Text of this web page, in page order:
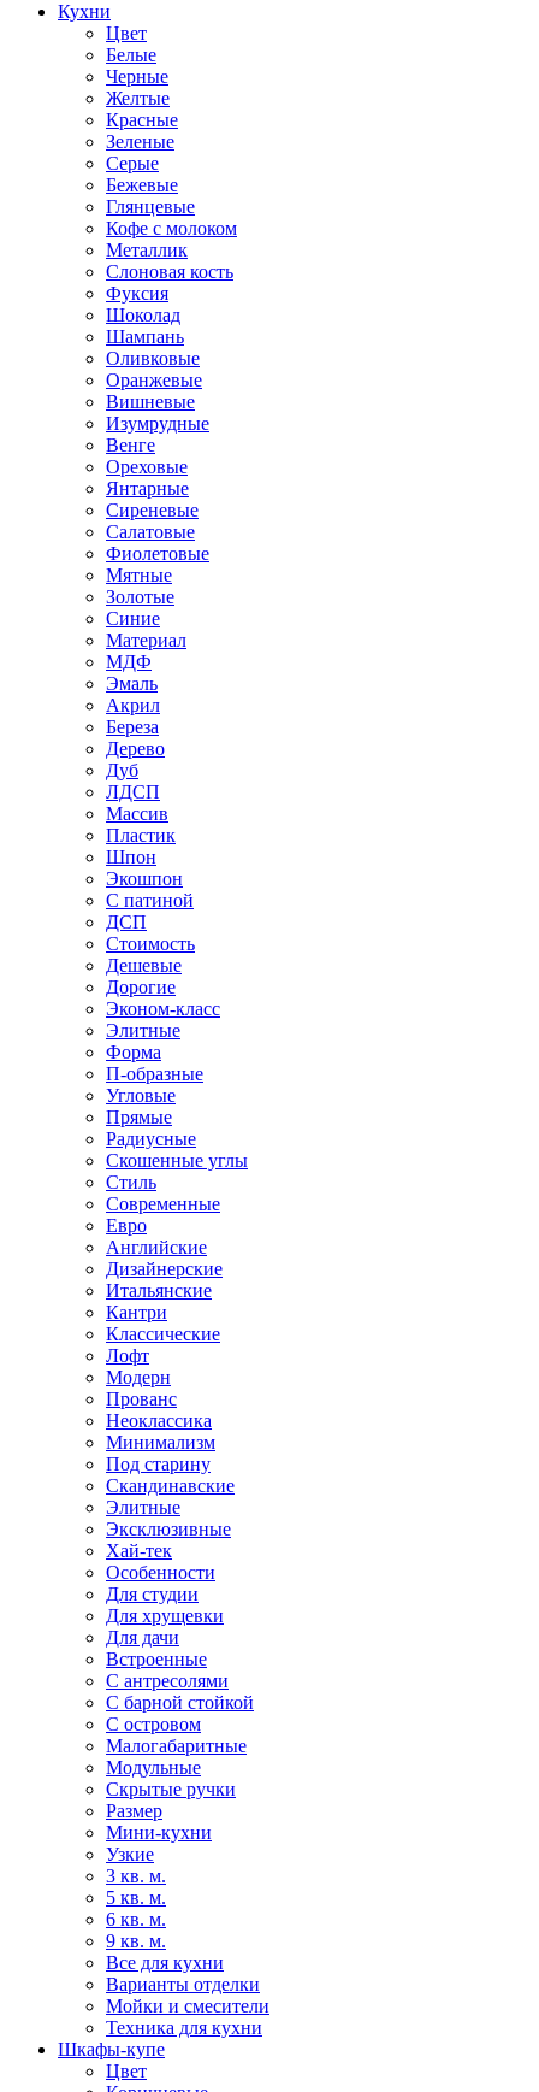
Кухни
Цвет
Белые
Черные
Желтые
Красные
Зеленые
Серые
Бежевые
Глянцевые
Кофе с молоком
Металлик
Слоновая кость
Фуксия
Шоколад
Шампань
Оливковые
Оранжевые
Вишневые
Изумрудные
Венге
Ореховые
Янтарные
Сиреневые
Салатовые
Фиолетовые
Мятные
Золотые
Синие
Материал
МДФ
Эмаль
Акрил
Береза
Дерево
Дуб
ЛДСП
Массив
Пластик
Шпон
Экошпон
С патиной
ДСП
Стоимость
Дешевые
Дорогие
Эконом-класс
Элитные
Форма
П-образные
Угловые
Прямые
Радиусные
Скошенные углы
Стиль
Современные
Евро
Английские
Дизайнерские
Итальянские
Кантри
Классические
Лофт
Модерн
Прованс
Неоклассика
Минимализм
Под старину
Скандинавские
Элитные
Эксклюзивные
Хай-тек
Особенности
Для студии
Для хрущевки
Для дачи
Встроенные
С антресолями
С барной стойкой
С островом
Малогабаритные
Модульные
Скрытые ручки
Размер
Мини-кухни
Узкие
3 кв. м.
5 кв. м.
6 кв. м.
9 кв. м.
Все для кухни
Варианты отделки
Мойки и смесители
Техника для кухни
Шкафы-купе
Цвет